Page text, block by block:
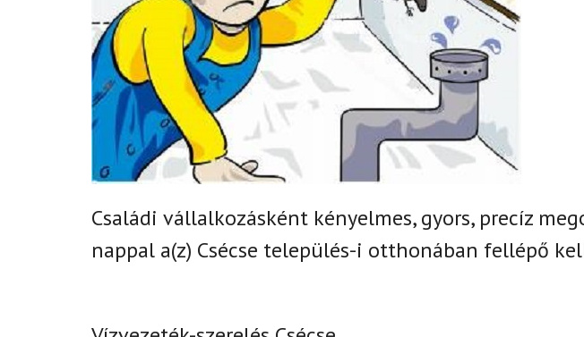
Családi vállalkozásként kényelmes, gyors, precíz
nappal a(z) Csécse település-i otthonában fellépő